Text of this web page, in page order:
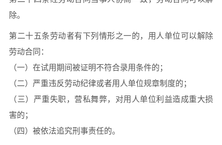
除。
第二十五条劳动者有下列情形之一的，用人单位可以解除
劳动合同：
（一）在试用期间被证明不符合录用条件的；
（二）严重违反劳动纪律或者用人单位规章制度的；
（三）严重失职，营私舞弊，对用人单位利益造成重大损
害的；
（四）被依法追究刑事责任的。